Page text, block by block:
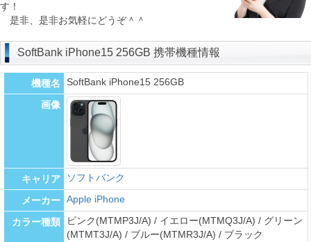
す！
是非、是非お気軽にどうぞ＾＾
SoftBank iPhone15 256GB 携帯機種情報
機種名 SoftBank iPhone15 256GB
画像
キャリア ソフトバンク
メーカー Apple iPhone
カラー種類
ピンク(MTMP3J/A) / イエロー(MTMQ3J/A) / グリーン
(MTMT3J/A) / ブルー(MTMR3J/A) / ブラック